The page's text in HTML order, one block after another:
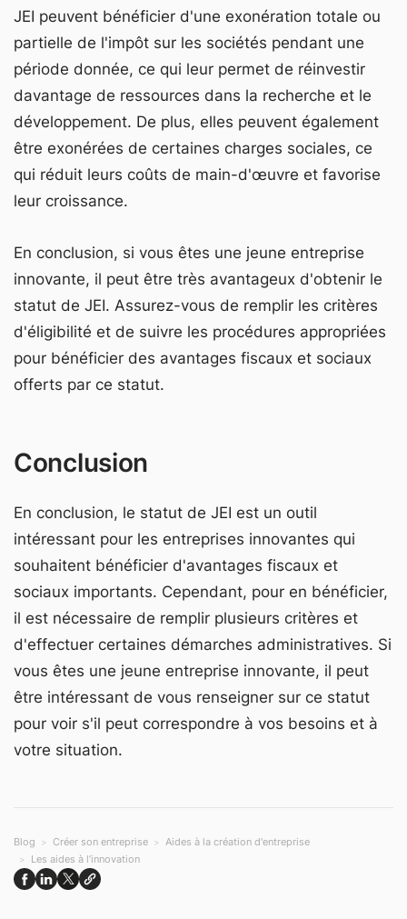
JEI peuvent bénéficier d'une exonération totale ou
partielle de l'impôt sur les sociétés pendant une
période donnée, ce qui leur permet de réinvestir
davantage de ressources dans la recherche et le
développement. De plus, elles peuvent également
être exonérées de certaines charges sociales, ce
qui réduit leurs coûts de main-d'œuvre et favorise
leur croissance.
En conclusion, si vous êtes une jeune entreprise
innovante, il peut être très avantageux d'obtenir le
statut de JEI. Assurez-vous de remplir les critères
d'éligibilité et de suivre les procédures appropriées
pour bénéficier des avantages fiscaux et sociaux
offerts par ce statut.
Conclusion
En conclusion, le statut de JEI est un outil
intéressant pour les entreprises innovantes qui
souhaitent bénéficier d'avantages fiscaux et
sociaux importants. Cependant, pour en bénéficier,
il est nécessaire de remplir plusieurs critères et
d'effectuer certaines démarches administratives. Si
vous êtes une jeune entreprise innovante, il peut
être intéressant de vous renseigner sur ce statut
pour voir s'il peut correspondre à vos besoins et à
votre situation.
Blog Créer son entreprise
Aides à la création d'entreprise
Les aides à l’innovation